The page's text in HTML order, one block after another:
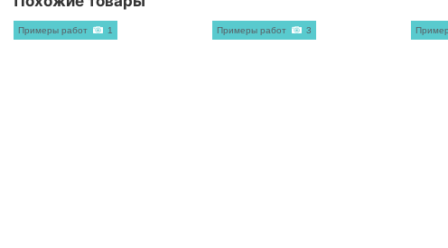
Примеры работ 1 Примеры работ 3